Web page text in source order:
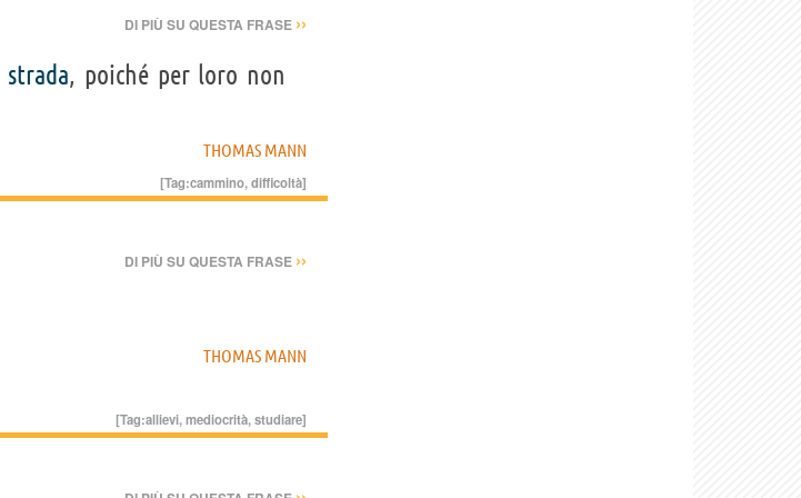
DI PIÙ SU QUESTA FRASE ››
strada, poiché per loro non
THOMAS MANN
[Tag:cammino,difficoltà]
DI PIÙ SU QUESTA FRASE ››
THOMAS MANN
[Tag:allievi,mediocrità,studiare]